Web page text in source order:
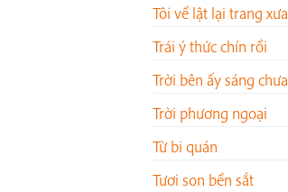
Tôi về lật lại trang xưa
Trái ý thức chín rồi
Trời bên ấy sáng chưa
Trời phương ngoại
Từ bi quán
Tươi son bền sắt